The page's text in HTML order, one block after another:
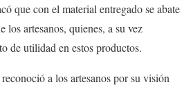
que con el material entregado se abate
los artesanos, quienes, a su vez
de utilidad en estos productos.
a los artesanos por su visión